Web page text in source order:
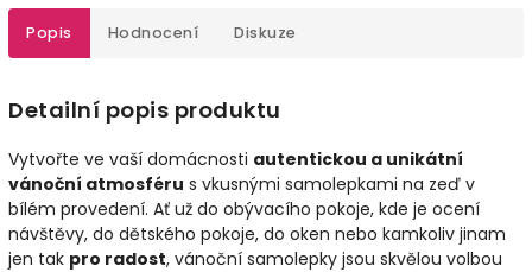
Popis Hodnocení Diskuze
Detailní popis produktu
Vytvořte ve vaší domácnosti autentickou a unikátní
vánoční atmosféru s vkusnými samolepkami na zeď v
bílém provedení. Ať už do obývacího pokoje, kde je ocení
návštěvy, do dětského pokoje, do oken nebo kamkoliv jinam
jen tak pro radost, vánoční samolepky jsou skvělou volbou